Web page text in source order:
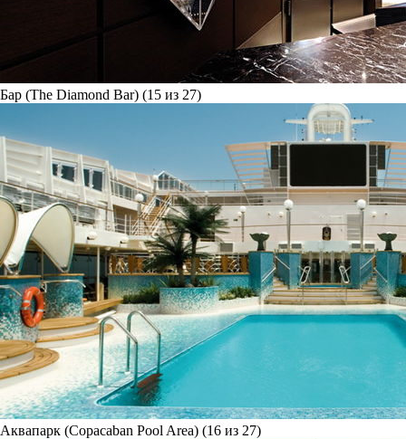
Бар (The Diamond Bar) (15 из 27)
Аквапарк (Copacaban Pool Area) (16 из 27)